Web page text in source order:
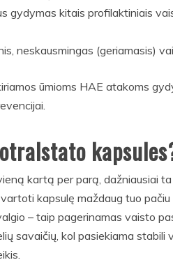
gydymas kitais profilaktiniais
neskausmingas (geriamasis)
ūmioms HAE atakoms
kartą per parą, dažniausiai
kapsulę maždaug tuo
– taip pagerinamas vaisto
savaičių, kol pasiekiama stabili